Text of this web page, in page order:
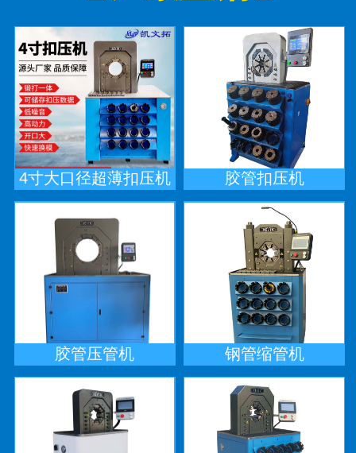
4寸大口径超薄扣压机 胶管扣压机
胶管压管机 钢管缩管机